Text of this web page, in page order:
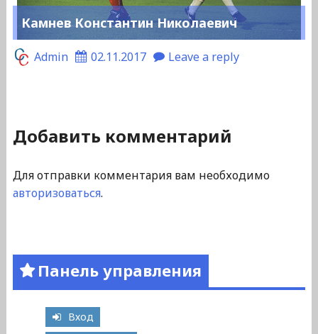
Камнев Константин Николаевич
Admin 02.11.2017 Leave a reply
Добавить комментарий
Для отправки комментария вам необходимо
авторизоваться.
Панель управления
Вход